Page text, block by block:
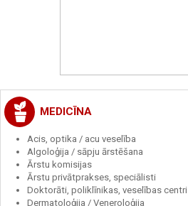
MEDICĪNA
Acis, optika / acu veselība
Algoloģija / sāpju ārstēšana
Ārstu komisijas
Ārstu privātprakses, speciālisti
Doktorāti, poliklīnikas, veselības centri
Dermatoloģija / Veneroloģija